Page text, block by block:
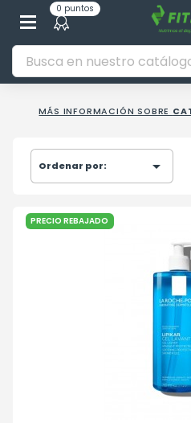
0 puntos
MÁS INFORMACIÓN SOBRE
Ordenar por: 
PRECIO REBAJADO